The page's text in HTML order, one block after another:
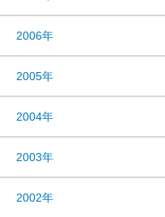
2006年
2005年
2004年
2003年
2002年